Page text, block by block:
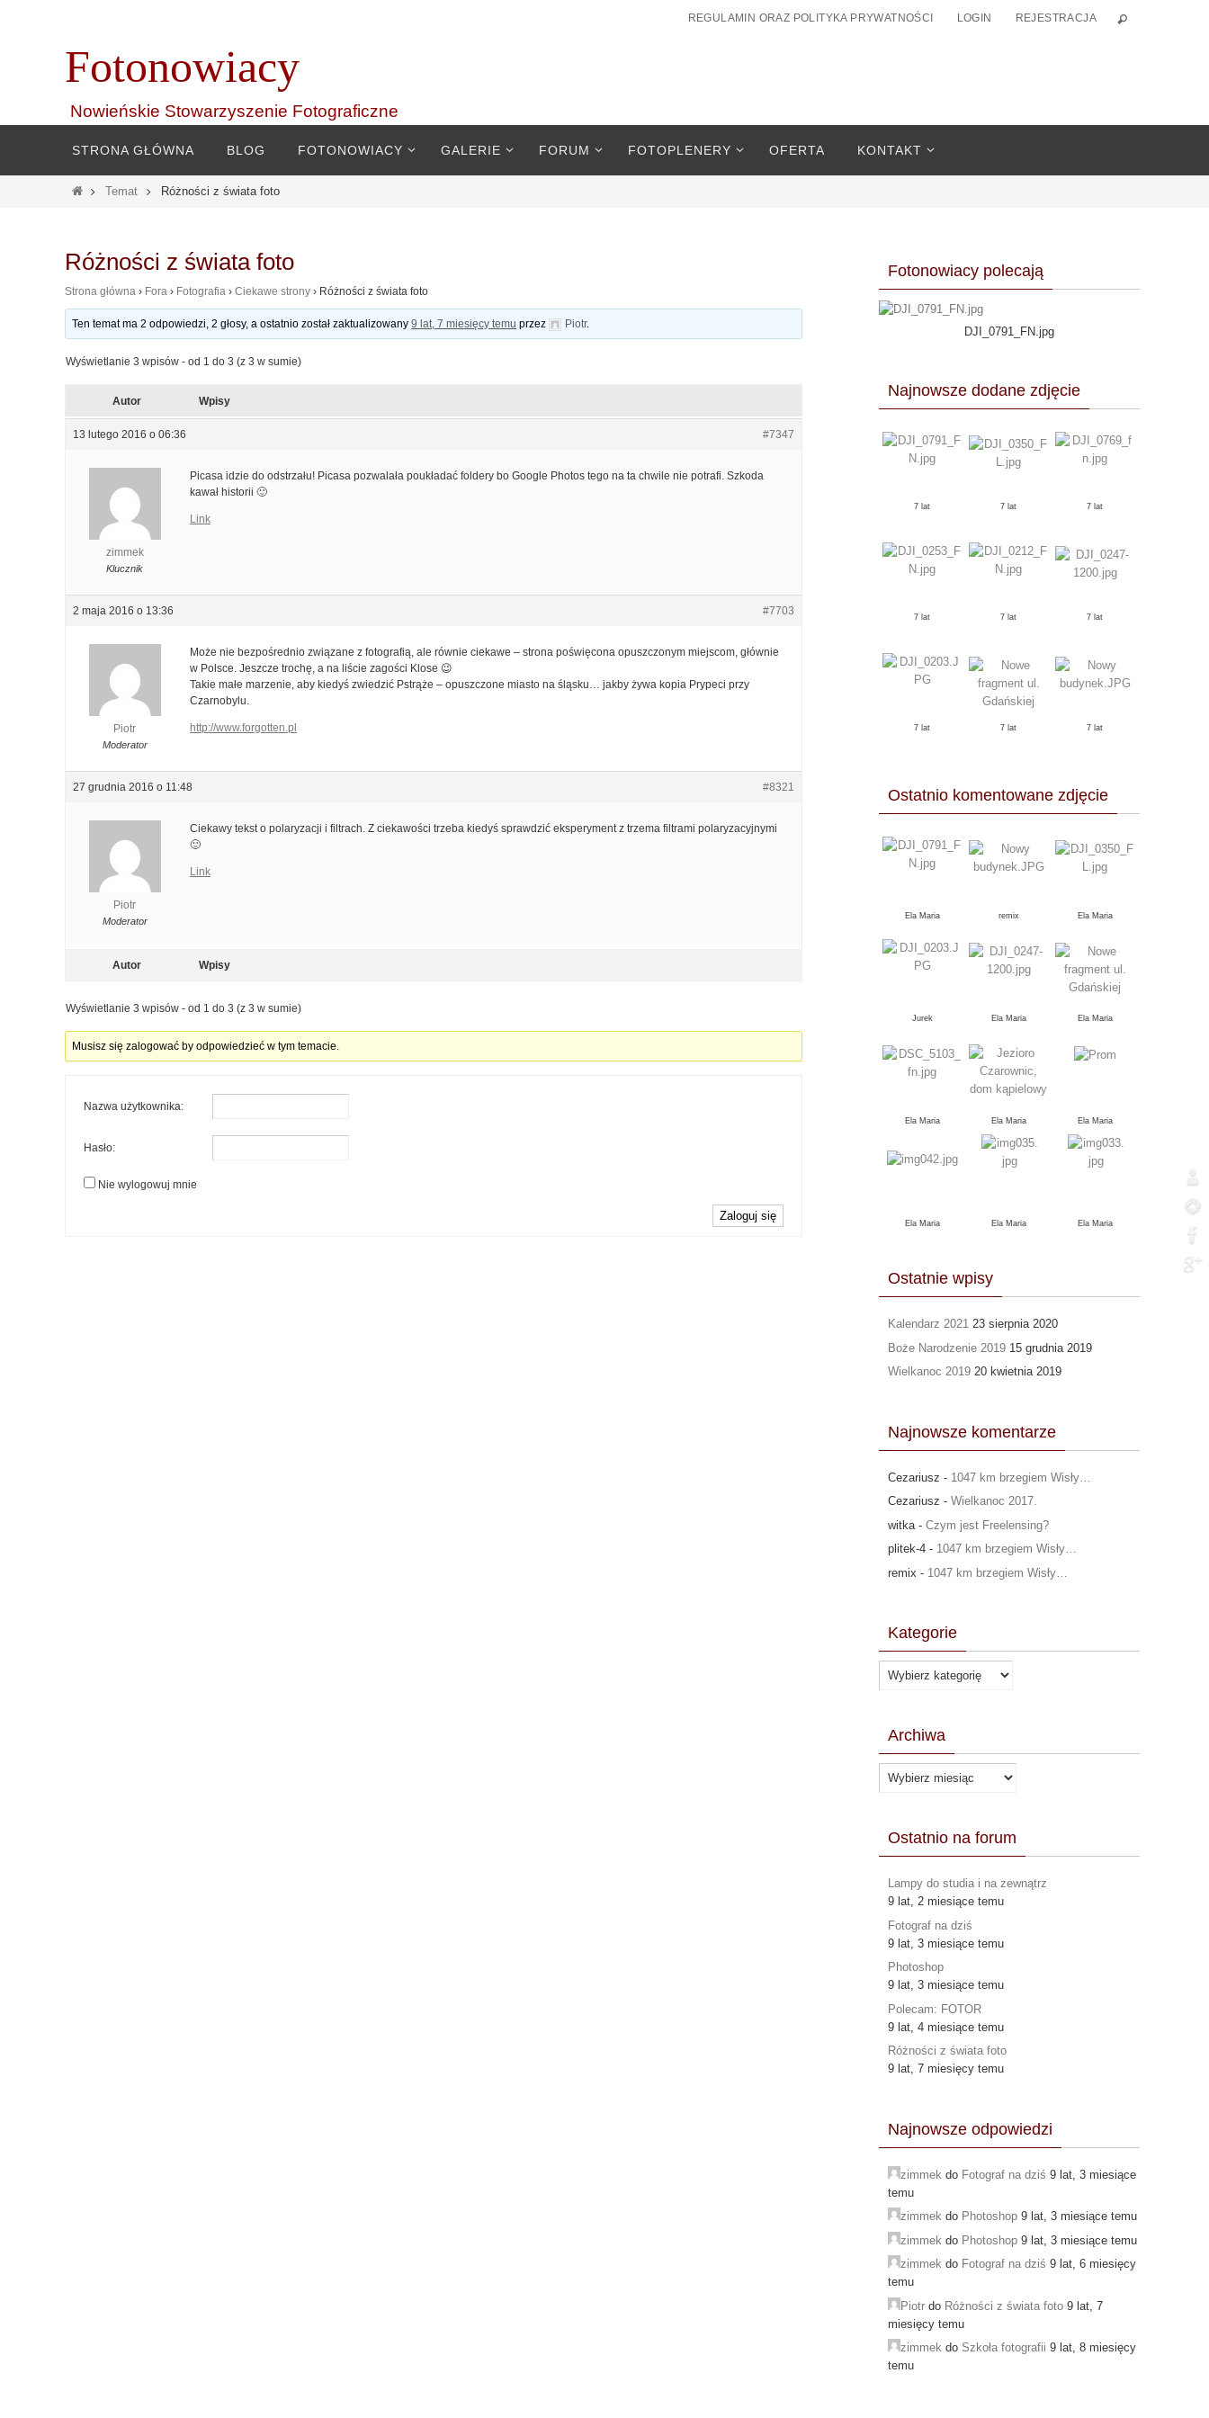
REGULAMIN ORAZ POLITYKA PRYWATNOŚCI LOGIN REJESTRACJA
Fotonowiacy
Nowieńskie Stowarzyszenie Fotograficzne
treści
STRONA GŁÓWNA BLOG FOTONOWIACY GALERIE FORUM FOTOPLENERY OFERTA KONTAKT
HomeTemat Różności z świata foto
Różności z świata foto
Strona główna › Fora › Fotografia › Ciekawe strony › Różności z świata foto
Ten temat ma 2 odpowiedzi, 2 głosy, a ostatnio został zaktualizowany9 lat, 7 miesięcy temu przez Piotr.
Wyświetlanie 3 wpisów - od 1 do 3 (z 3 w sumie)
Autor Wpisy
13 lutego 2016 o 06:36 #7347
zimmek
Klucznik
Picasa idzie do odstrzału! Picasa pozwalała poukładać foldery bo Google Photos tego na ta chwile nie potrafi. Szkoda
kawał historii 🙂
Link
2 maja 2016 o 13:36 #7703
Piotr
Moderator
Może nie bezpośrednio związane z fotografią, ale równie ciekawe – strona poświęcona opuszczonym miejscom, głównie
w Polsce. Jeszcze trochę, a na liście zagości Klose 😉
Takie małe marzenie, aby kiedyś zwiedzić Pstrąże – opuszczone miasto na śląsku… jakby żywa kopia Prypeci przy
Czarnobylu.
http://www.forgotten.pl
27 grudnia 2016 o 11:48 #8321
Piotr
Moderator
Ciekawy tekst o polaryzacji i filtrach. Z ciekawości trzeba kiedyś sprawdzić eksperyment z trzema filtrami polaryzacyjnymi
🙂
Link
Autor Wpisy
Wyświetlanie 3 wpisów - od 1 do 3 (z 3 w sumie)
Musisz się zalogować by odpowiedzieć w tym temacie.
Nazwa użytkownika:
Hasło:
Nie wylogowuj mnie
Zaloguj się
Fotonowiacy polecają
DJI_0791_FN.jpg
Najnowsze dodane zdjęcie
7 lat 7 lat 7 lat
7 lat 7 lat 7 lat
7 lat 7 lat 7 lat
Ostatnio komentowane zdjęcie
Ela Maria remix Ela Maria
Jurek Ela Maria Ela Maria
Ela Maria Ela Maria Ela Maria
Ela Maria Ela Maria Ela Maria
Ostatnie wpisy
Kalendarz 2021 23 sierpnia 2020
Boże Narodzenie 2019 15 grudnia 2019
Wielkanoc 2019 20 kwietnia 2019
Najnowsze komentarze
Cezariusz - 1047 km brzegiem Wisły…
Cezariusz - Wielkanoc 2017.
witka - Czym jest Freelensing?
plitek-4 - 1047 km brzegiem Wisły…
remix - 1047 km brzegiem Wisły…
Kategorie
Kategorie
Archiwa
Archiwa
Ostatnio na forum
Lampy do studia i na zewnątrz
9 lat, 2 miesiące temu
Fotograf na dziś
9 lat, 3 miesiące temu
Photoshop
9 lat, 3 miesiące temu
Polecam: FOTOR
9 lat, 4 miesiące temu
Różności z świata foto
9 lat, 7 miesięcy temu
Najnowsze odpowiedzi
zimmek do Fotograf na dziś 9 lat, 3 miesiące
temu
zimmek do Photoshop 9 lat, 3 miesiące temu
zimmek do Photoshop 9 lat, 3 miesiące temu
zimmek do Fotograf na dziś 9 lat, 6 miesięcy
temu
Piotr do Różności z świata foto 9 lat, 7
miesięcy temu
zimmek do Szkoła fotografii 9 lat, 8 miesięcy
temu